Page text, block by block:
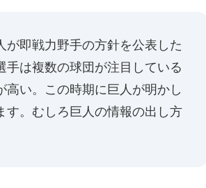
が即戦力野手の方針を公表した
は複数の球団が注目している
い。この時期に巨人が明かし
す。むしろ巨人の情報の出し方